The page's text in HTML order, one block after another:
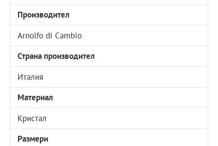
Производител
Arnolfo di Cambio
Страна производител
Италия
Материал
Кристал
Размери